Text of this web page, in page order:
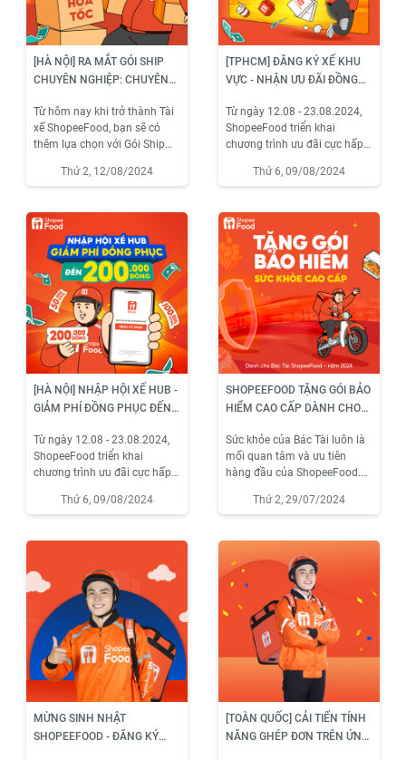
[HÀ NỘI] RA MẮT GÓI SHIP
CHUYÊN NGHIỆP: CHUYÊN
THU NHẬP CAO
Từ hôm nay khi trở thành Tài
xế ShopeeFood, bạn sẽ có
thêm lựa chọn với Gói Ship
hình mới toanh và cực kỳ hấp
yêu thích giao các đơn hàng
hỏa tốc, tiết kiệm thời gian và
tối ưu thu nhập.
Thứ 2, 12/08/2024
[TPHCM] ĐĂNG KÝ XẾ KHU
VỰC - NHẬN ƯU ĐÃI ĐỒNG
Từ ngày 12.08 - 23.08.2024,
ShopeeFood triển khai
chương trình ưu đãi cực hấp
NHẬN ƯU ĐÃI ĐỒNG PHỤC
đăng ký mô hình hoạt động
theo khu vực HUB hoàn tất
thủ tục sớm nhất tại TPHCM.
Thứ 6, 09/08/2024
[HÀ NỘI] NHẬP HỘI XẾ HUB -
GIẢM PHÍ ĐỒNG PHỤC ĐẾN
Từ ngày 12.08 - 23.08.2024,
ShopeeFood triển khai
chương trình ưu đãi cực hấp
GIẢM PHÍ ĐỒNG PHỤC ĐẾN
đăng ký mô hình hoạt động
thủ tục sớm nhất tại Hà Nội.
Thứ 6, 09/08/2024
SHOPEEFOOD TẶNG GÓI BẢO
HIỂM CAO CẤP DÀNH CHO
2024
Sức khỏe của Bác Tài luôn là
mối quan tâm và ưu tiên
hàng đầu của ShopeeFood.
xế tiêu biểu theo thành tích
6.2024, ShopeeFood sẽ dành
tặng gói BẢO HIỂM SỨC
KHỎE CAO CẤP với những
quyền lợi đặc biệt như một
phần quà nhỏ tri ân những
đóng góp của các Bác Tài
Thứ 2, 29/07/2024
MỪNG SINH NHẬT
SHOPEEFOOD - ĐĂNG KÝ
[TOÀN QUỐC] CẢI TIẾN TÍNH
NĂNG GHÉP ĐƠN TRÊN ỨNG